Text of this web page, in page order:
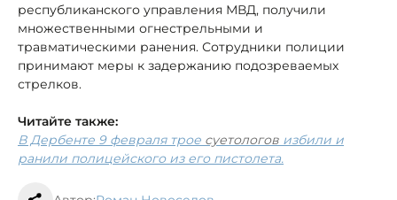
республиканского управления МВД, получили
множественными огнестрельными и
травматическими ранения. Сотрудники полиции
принимают меры к задержанию подозреваемых
стрелков.
Читайте также:
В Дербенте 9 февраля трое суетологов избили и
ранили полицейского из его пистолета.